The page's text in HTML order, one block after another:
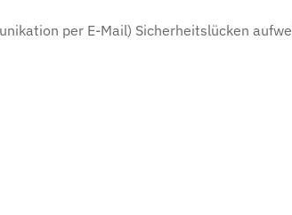
per E-Mail) Sicherheitslücken